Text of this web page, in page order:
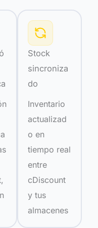
Stock
sincroniza
do
Inventario
actualizad
o en
tiempo real
entre
cDiscount
y tus
almacenes